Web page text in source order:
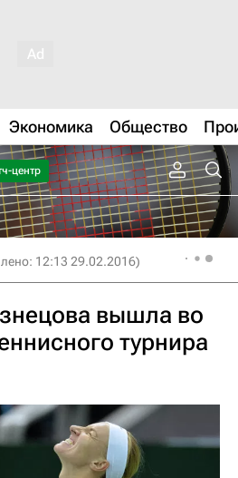
Экономика Общество
центр
12:13 29.02.2016)
вышла во
турнира